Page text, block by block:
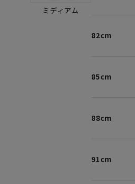
ミディアム
82cm
85cm
88cm
91cm